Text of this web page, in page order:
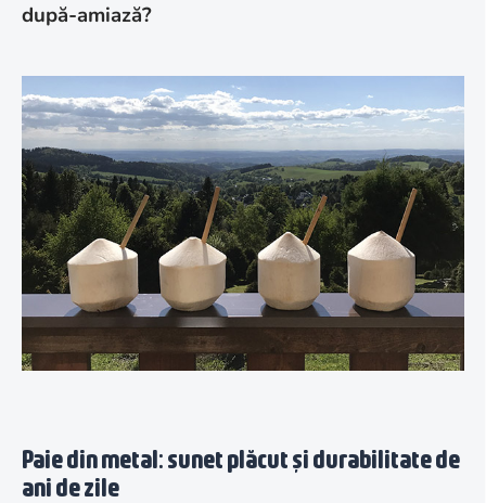
după-amiază?
Paie din metal: sunet plăcut și durabilitate de
ani de zile